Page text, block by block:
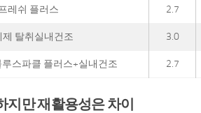
레쉬 플러스 2.7
탈취실내건조 3.0
스파클 플러스+실내건조 2.7
지만 재활용성은 차이